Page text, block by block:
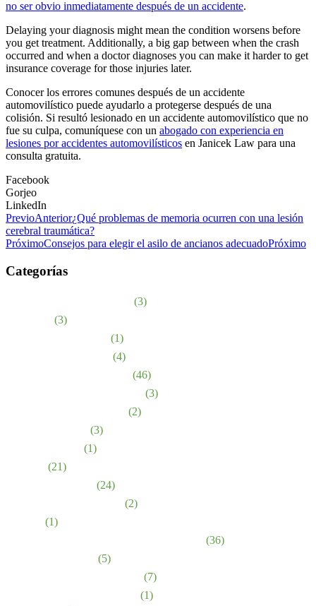
no ser obvio inmediatamente después de un accidente.
Delaying your diagnosis might mean the condition worsens before
you get treatment. Additionally, a big gap between when the crash
occurred and when a doctor diagnoses you can make it harder to get
insurance coverage for those injuries later.
Conocer los errores comunes después de un accidente
automovilístico puede ayudarlo a protegerse después de una
colisión. Si resultó lesionado en un accidente automovilístico que no
fue su culpa, comuníquese con un abogado con experiencia en
lesiones por accidentes automovilísticos en Janicek Law para una
consulta gratuita.
Facebook
Gorjeo
LinkedIn
PrevioAnterior¿Qué problemas de memoria ocurren con una lesión
cerebral traumática?
PróximoConsejos para elegir el asilo de ancianos adecuadoPróximo
Categorías
(3)
(3)
(1)
(4)
(46)
(3)
(2)
(3)
(1)
(21)
(24)
(2)
(1)
(36)
(5)
(7)
(1)